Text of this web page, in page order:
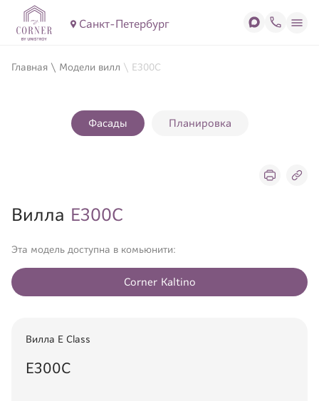
Санкт-Петербург
Главная \ Модели вилл \ Е300С
Фасады Планировка
Вилла Е300С
Эта модель доступна в комьюнити:
Corner Kaltino
Вилла E Class
Е300С